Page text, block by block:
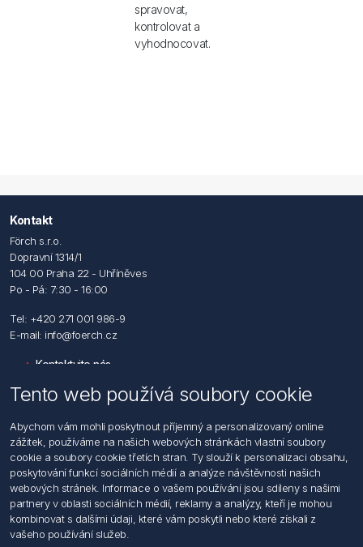
spravovat,
kontrolovat a
vyhodnocovat.
Kontakt
Förch s.r.o.
Dopravní 1314/1
104 00 Praha 22 - Uhříněves
Po - Pá: 7:30 - 16:00
Tel: +420 271 001 986-9
E-mail: info@foerch.cz
Kontaktujte nás
Hledat
Dodržování předpisů
Zásady zpracování osobních údajů fyzických osob
Podmínky zasílání elektronických dokumentu
Všeobecné dodací a obchodní podmínky
Informace o nakládaní s elektroodpadem
Tento web používá soubory cookie
Abychom vám mohli poskytnout příjemný a personalizovaný online
zážitek, používáme na našich webových stránkách vlastní soubory
cookie a soubory cookie třetích stran. Ty slouží k personalizaci obsahu,
poskytování funkcí sociálních médií a analýze návštěvnosti našich
webových stránek. Informace o vašem používání jsou sdíleny s našimi
partnery v oblasti sociálních médií, reklamy a analýzy, kteří je mohou
kombinovat s dalšími údaji, které vám poskytli nebo které získali z
vašeho používání služeb.